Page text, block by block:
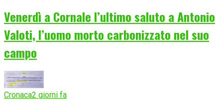
Venerdì a Cornale l’ultimo saluto a Antonio
Valoti, l’uomo morto carbonizzato nel suo
campo
Cronaca2 giorni fa